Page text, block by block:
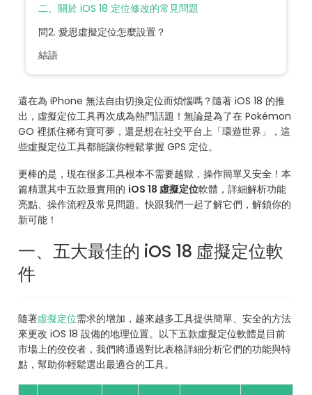
二、關於 iOS 18 定位修改的常見問題
問2. 愛思虛擬定位怎麼設置？
結語
還在為 iPhone 無法自由切換定位而煩惱嗎？隨著 iOS 18 的推
出，虛擬定位工具再次成為熱門話題！無論是為了在 Pokémon
GO 裡抓住稀有寶可夢，還是想在社交平台上「環遊世界」，這
些虛擬定位工具都能讓你輕鬆掌握 GPS 定位。
更棒的是，現在很多工具根本不需要越獄，操作簡單又安全！本
篇精選其中五款最實用的 iOS 18 虛擬定位軟體，詳細解析功能
亮點、操作流程及常見問題。快跟我們一起了解它們，解鎖你的
新可能！
一、五大最佳的 iOS 18 虛擬定位軟
件
隨著虛擬定位需求的增加，越來越多工具提供簡單、安全的方法
來更改 iOS 18 設備的地理位置。以下五款虛擬定位軟體是目前
市場上的佼佼者，我們將通過對比表格詳細分析它們的功能與特
點，幫助你輕鬆選出最適合的工具。